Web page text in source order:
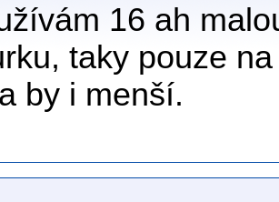
16 ah
taky pouze
by i menší.